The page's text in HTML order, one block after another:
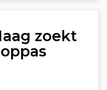
zoekt